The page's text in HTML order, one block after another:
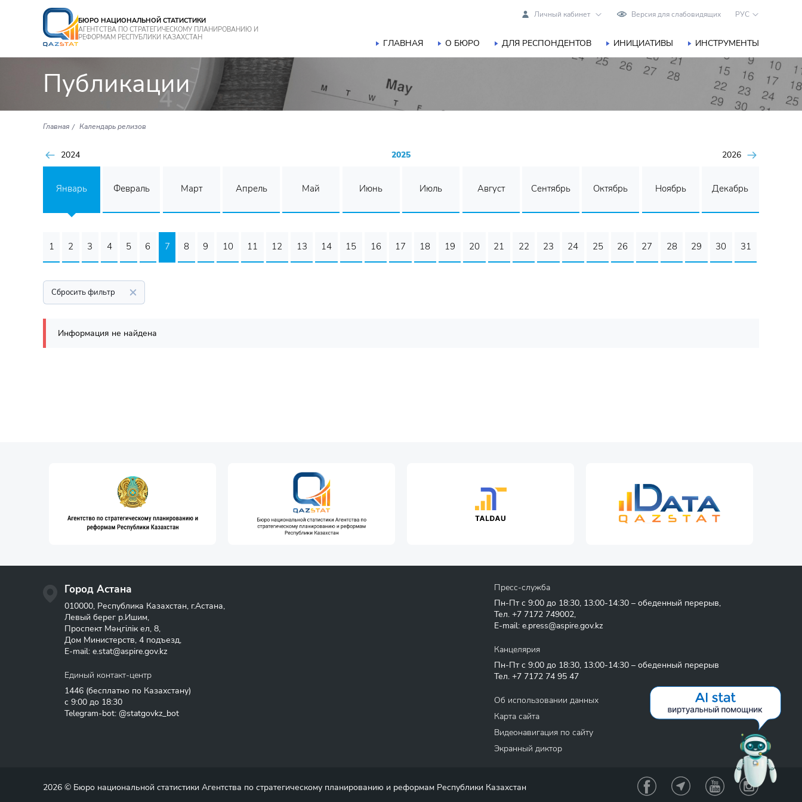
БЮРО НАЦИОНАЛЬНОЙ СТАТИСТИКИ
АГЕНТСТВА ПО СТРАТЕГИЧЕСКОМУ ПЛАНИРОВАНИЮ И
РЕФОРМАМ РЕСПУБЛИКИ КАЗАХСТАН
Личный кабинет Версия для слабовидящих РУС
ГЛАВНАЯ О БЮРО ДЛЯ РЕСПОНДЕНТОВ ИНИЦИАТИВЫ ИНСТРУМЕНТЫ
Публикации
Главная Календарь релизов
2024 2025 2026
Январь Февраль Март Апрель Май Июнь Июль Август Сентябрь Октябрь Ноябрь Декабрь
1 2 3 4 5 6 7 8 9 10 11 12 13 14 15 16 17 18 19 20 21 22 23 24 25 26 27 28 29 30 31
Сбросить фильтр
Информация не найдена
Город Астана
010000, Республика Казахстан, г.Астана,
Левый берег р.Ишим,
Проспект Мәңгілік ел, 8,
Дом Министерств, 4 подъезд,
E-mail: e.stat@aspire.gov.kz
Единый контакт-центр
1446 (бесплатно по Казахстану)
с 9:00 до 18:30
Telegram-bot: @statgovkz_bot
Пресс-служба
Пн-Пт с 9:00 до 18:30, 13:00-14:30 – обеденный перерыв,
Тел. +7 7172 749002,
E-mail: e.press@aspire.gov.kz
Канцелярия
Пн-Пт с 9:00 до 18:30, 13:00-14:30 – обеденный перерыв
Тел. +7 7172 74 95 47
Об использовании данных
Карта сайта
Видеонавигация по сайту
Экранный диктор
2026 © Бюро национальной статистики Агентства по стратегическому планированию и реформам Республики Казахстан